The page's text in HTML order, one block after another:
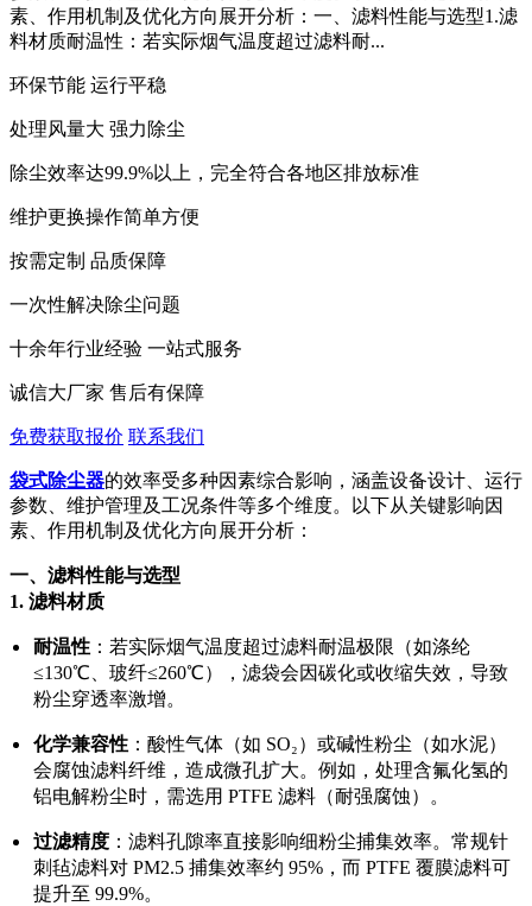
素、作用机制及优化方向展开分析：一、滤料性能与选型1.滤
料材质耐温性：若实际烟气温度超过滤料耐...
环保节能 运行平稳
处理风量大 强力除尘
除尘效率达99.9%以上，完全符合各地区排放标准
维护更换操作简单方便
按需定制 品质保障
一次性解决除尘问题
十余年行业经验 一站式服务
诚信大厂家 售后有保障
免费获取报价 联系我们
袋式除尘器的效率受多种因素综合影响，涵盖设备设计、运行
参数、维护管理及工况条件等多个维度。以下从关键影响因
素、作用机制及优化方向展开分析：
一、滤料性能与选型
1. 滤料材质
耐温性 ：若实际烟气温度超过滤料耐温极限（如涤纶
≤130℃、玻纤≤260℃），滤袋会因碳化或收缩失效，导致
粉尘穿透率激增。
化学兼容性 ：酸性气体（如 SO₂）或碱性粉尘（如水泥）
会腐蚀滤料纤维，造成微孔扩大。例如，处理含氟化氢的
铝电解粉尘时，需选用 PTFE 滤料（耐强腐蚀）。
过滤精度 ：滤料孔隙率直接影响细粉尘捕集效率。常规针
刺毡滤料对 PM2.5 捕集效率约 95%，而 PTFE 覆膜滤料可
提升至 99.9%。